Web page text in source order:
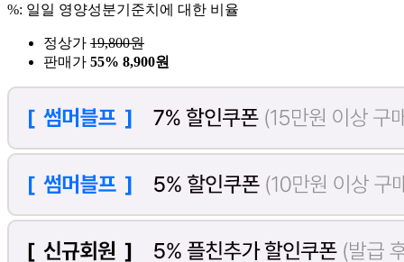
%: 일일 영양성분기준치에 대한 비율
정상가 19,800원
판매가 55% 8,900원